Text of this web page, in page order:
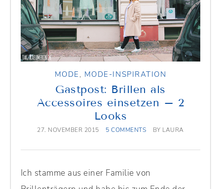
MODE , MODE-INSPIRATION
Gastpost: Brillen als
Accessoires einsetzen – 2
Looks
27. NOVEMBER 2015 5 COMMENTS BY LAURA
Ich stamme aus einer Familie von